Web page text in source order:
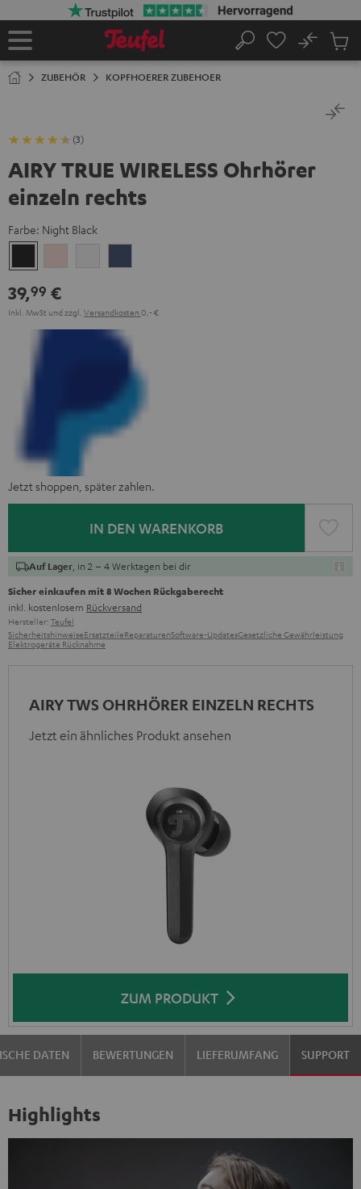
Startseite
Suche
No
ZUBEHÖR KOPFHOERER ZUBEHOER
(3)
AIRY TRUE WIRELESS Ohrhörer
einzeln rechts
Farbe: Night Black
Black
White
39,99 €
Inkl. MwSt und zzgl. Versandkosten 0,‐ €
Jetzt shoppen, später zahlen.
IN DEN WARENKORB
Auf Lager , in 2 – 4 Werktagen bei dir
Sicher einkaufen mit 8 Wochen Rückgaberecht
inkl. kostenlosem Rückversand
Hersteller: Teufel
SicherheitshinweiseErsatzteileReparaturenSoftware-UpdatesGesetzliche Gewährleistung
Elektrogeräte Rücknahme
AIRY TWS OHRHÖRER EINZELN RECHTS
Jetzt ein ähnliches Produkt ansehen
ZUM PRODUKT
DATEN BEWERTUNGEN LIEFERUMFANG SUPPORT
Highlights